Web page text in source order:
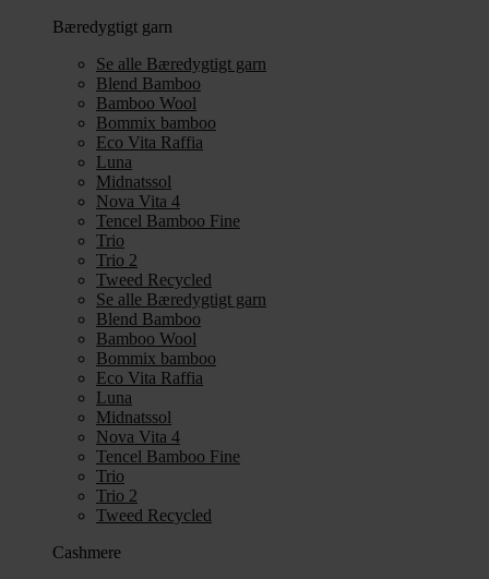
Bæredygtigt garn
Se alle Bæredygtigt garn
Blend Bamboo
Bamboo Wool
Bommix bamboo
Eco Vita Raffia
Luna
Midnatssol
Nova Vita 4
Tencel Bamboo Fine
Trio
Trio 2
Tweed Recycled
Se alle Bæredygtigt garn
Blend Bamboo
Bamboo Wool
Bommix bamboo
Eco Vita Raffia
Luna
Midnatssol
Nova Vita 4
Tencel Bamboo Fine
Trio
Trio 2
Tweed Recycled
Cashmere